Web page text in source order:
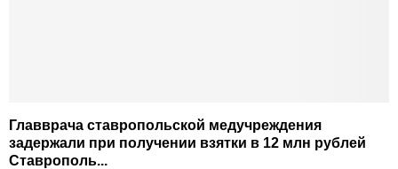
Главврача ставропольской медучреждения
задержали при получении взятки в 12 млн рублей
Ставрополь...